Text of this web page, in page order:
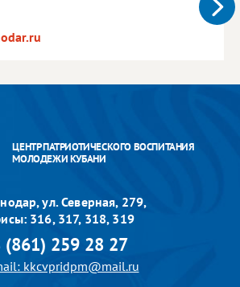
ЦЕНТР ПАТРИОТИЧЕСКОГО ВОСПИТАНИЯ
МОЛОДЕЖИ КУБАНИ
ул. Северная, 279,
316, 317, 318, 319
(861) 259 28 27
kkcvpridpm@mail.ru